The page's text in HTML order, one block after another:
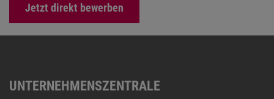
Jetzt direkt bewerben
UNTERNEHMENSZENTRALE